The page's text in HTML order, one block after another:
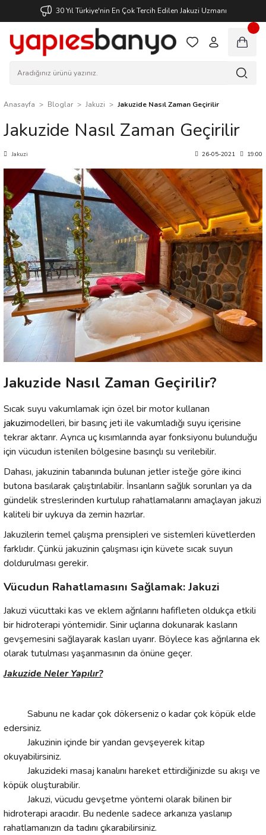
30 Yıl Türkiye'nin En Çok Tercih Edilen Jakuzi Uzmanı
Anasayfa Bloglar Jakuzi Jakuzide Nasıl Zaman Geçirilir
Jakuzide Nasıl Zaman Geçirilir
Jakuzi 26-05-2021 19:00
Jakuzide Nasıl Zaman Geçirilir?
Sıcak suyu vakumlamak için özel bir motor kullanan
jakuzimodelleri, bir basınç jeti ile vakumladığı suyu içerisine
tekrar aktarır. Ayrıca uç kısımlarında ayar fonksiyonu bulunduğu
için vücudun istenilen bölgesine basınçlı su verilebilir.
Dahası, jakuzinin tabanında bulunan jetler isteğe göre ikinci
butona basılarak çalıştırılabilir. İnsanların sağlık sorunları ya da
gündelik streslerinden kurtulup rahatlamalarını amaçlayan jakuzi
kaliteli bir uykuya da zemin hazırlar.
Jakuzilerin temel çalışma prensipleri ve sistemleri küvetlerden
farklıdır. Çünkü jakuzinin çalışması için küvete sıcak suyun
doldurulması gerekir.
Vücudun Rahatlamasını Sağlamak: Jakuzi
Jakuzi vücuttaki kas ve eklem ağrılarını hafifleten oldukça etkili
bir hidroterapi yöntemidir. Sinir uçlarına dokunarak kasların
gevşemesini sağlayarak kasları uyarır. Böylece kas ağrılarına ek
olarak tutulması yaşanmasının da önüne geçer.
Jakuzide Neler Yapılır?
Sabunu ne kadar çok dökerseniz o kadar çok köpük elde
edersiniz.
Jakuzinin içinde bir yandan gevşeyerek kitap
okuyabilirsiniz.
Jakuzideki masaj kanalını hareket ettirdiğinizde su akışı ve
köpük oluşturabilir.
Jakuzi, vücudu gevşetme yöntemi olarak bilinen bir
hidroterapi aracıdır. Bu nedenle sadece arkanıza yaslanıp
rahatlamanızın da tadını çıkarabilirsiniz.